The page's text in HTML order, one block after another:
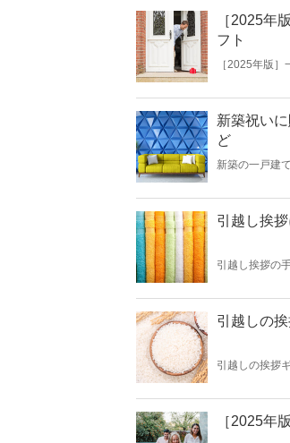
［2025年
フト
［2025年版
引越しは、バ
してください
新築祝い
ど
新築の一戸建
イベントのひ
引越し挨
引越し挨拶の
耗も早く何枚
引越しの
引越しの挨拶
準備しておく
［2025年